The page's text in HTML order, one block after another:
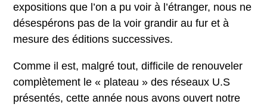
expositions que l’on a pu voir à l’étranger, nous ne
désespérons pas de la voir grandir au fur et à
mesure des éditions successives.
Comme il est, malgré tout, difficile de renouveler
complètement le « plateau » des réseaux U.S
présentés, cette année nous avons ouvert notre